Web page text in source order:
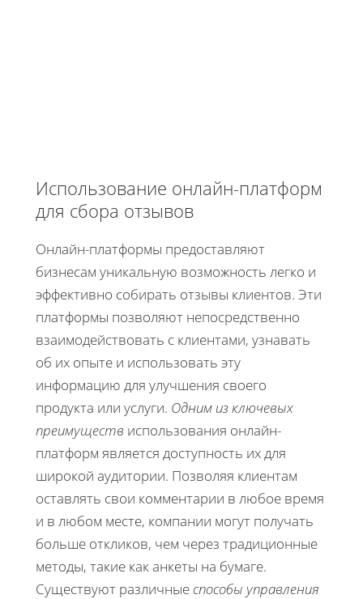
Использование онлайн-платформ
для сбора отзывов
Онлайн-платформы предоставляют
бизнесам уникальную возможность легко и
эффективно собирать отзывы клиентов. Эти
платформы позволяют непосредственно
взаимодействовать с клиентами, узнавать
об их опыте и использовать эту
информацию для улучшения своего
продукта или услуги. Одним из ключевых
преимуществ использования онлайн-
платформ является доступность их для
широкой аудитории. Позволяя клиентам
оставлять свои комментарии в любое время
и в любом месте, компании могут получать
больше откликов, чем через традиционные
методы, такие как анкеты на бумаге.
Существуют различныеспособы управления